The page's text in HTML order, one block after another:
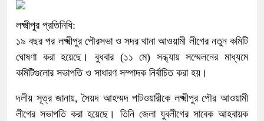
লক্ষ্মীপুর প্রতিনিধি:
১৯ বছর পর লক্ষ্মীপুর পৌরসভা ও সদর থানা আওয়ামী লীগের নতুন কমিটি
ঘোষণা করা হয়েছে। বুধবার (১১ মে) সন্ধ্যায় সম্মেলনের মাধ্যমে
কমিটিগুলোর সভাপতি ও সাধারণ সম্পাদক নির্বাচিত করা হয়।
দলীয় সূত্র জানায়, সৈয়দ আহম্মদ পাটওয়ারীকে লক্ষ্মীপুর পৌর আওয়ামী
লীগের সভাপতি করা হয়েছে। তিনি জেলা যুবলীগের সাবেক আহবায়ক